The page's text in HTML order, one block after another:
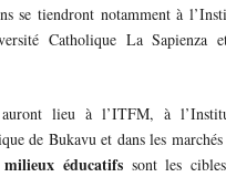
se tiendront notamment à
Catholique La Sapienza
lieu à l’ITFM, à
de Bukavu et dans les
milieux éducatifssont les